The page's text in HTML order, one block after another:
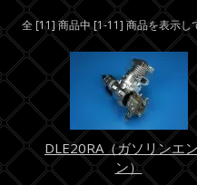
全 [11] 商品中 [1-11] 商品を表示し
DLE20RA（ガソリンエ
ン）